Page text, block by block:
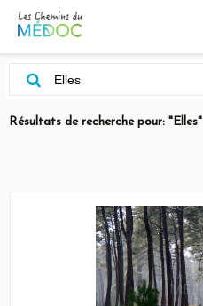
Résultats de recherche pour: "Elles"